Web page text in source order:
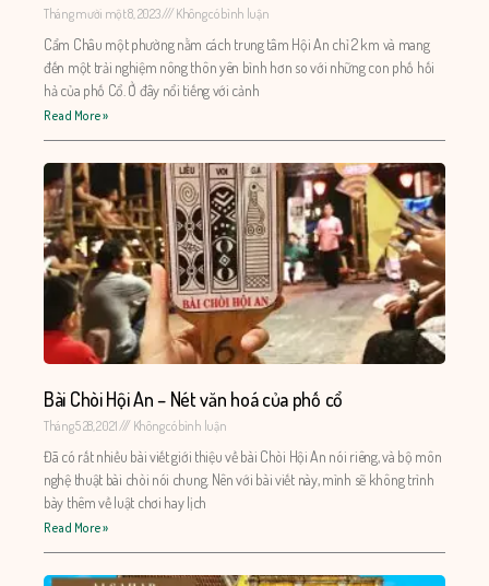
Tháng mười một 8, 2023 Không có bình luận
Cẩm Châu một phường nằm cách trung tâm Hội An chỉ 2 km và mang
đến một trải nghiệm nông thôn yên bình hơn so với những con phố hối
hả của phố Cổ. Ở đây nổi tiếng với cảnh
Read More »
Bài Chòi Hội An – Nét văn hoá của phố cổ
Tháng 5 28, 2021 Không có bình luận
Đã có rất nhiều bài viết giới thiệu về bài Chòi Hội An nói riêng, và bộ môn
nghệ thuật bài chòi nói chung. Nên với bài viết này, mình sẽ không trình
bày thêm về luật chơi hay lịch
Read More »